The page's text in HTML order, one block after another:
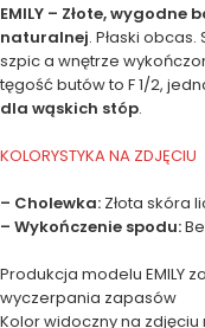
EMILY – Złote, wygodne
naturalnej. Płaski
szpic a wnętrze
tęgość butów to F 1/2,
dla wąskich stóp.
KOLORYSTYKA NA ZDJĘCIU
– Cholewka: Złota skóra
– Wykończenie spodu:
Produkcja modelu EMILY
wyczerpania zapasów
Kolor widoczny na